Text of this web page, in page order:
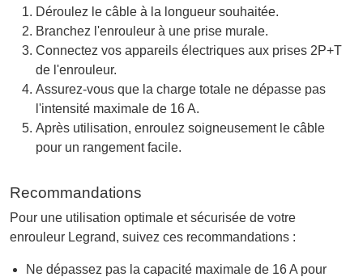
Déroulez le câble à la longueur souhaitée.
Branchez l'enrouleur à une prise murale.
Connectez vos appareils électriques aux prises 2P+T
de l'enrouleur.
Assurez-vous que la charge totale ne dépasse pas
l'intensité maximale de 16 A.
Après utilisation, enroulez soigneusement le câble
pour un rangement facile.
Recommandations
Pour une utilisation optimale et sécurisée de votre
enrouleur Legrand, suivez ces recommandations :
Ne dépassez pas la capacité maximale de 16 A pour